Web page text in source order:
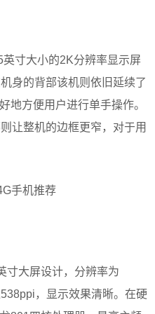
英寸大小的2K分辨率显示屏
身的背部该机则依旧延续了
地方便用户进行单手操作。
让整机的边框更窄，对于用
寸大屏设计，分辨率为
，显示效果清晰。在硬